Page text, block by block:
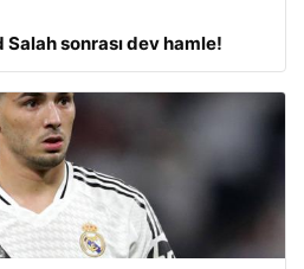
sonrası dev hamle!